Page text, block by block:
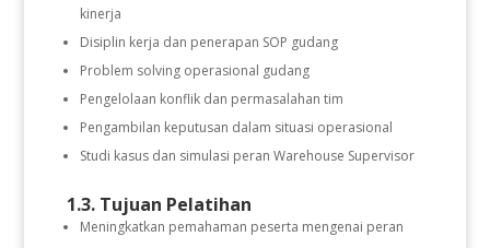
kinerja
Disiplin kerja dan penerapan SOP gudang
Problem solving operasional gudang
Pengelolaan konflik dan permasalahan tim
Pengambilan keputusan dalam situasi operasional
Studi kasus dan simulasi peran Warehouse Supervisor
1.3. Tujuan Pelatihan
Meningkatkan pemahaman peserta mengenai peran